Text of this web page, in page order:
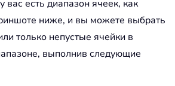
есть диапазон ячеек, как
ниже, и вы можете выбрать
только непустые ячейки в
выполнив следующие